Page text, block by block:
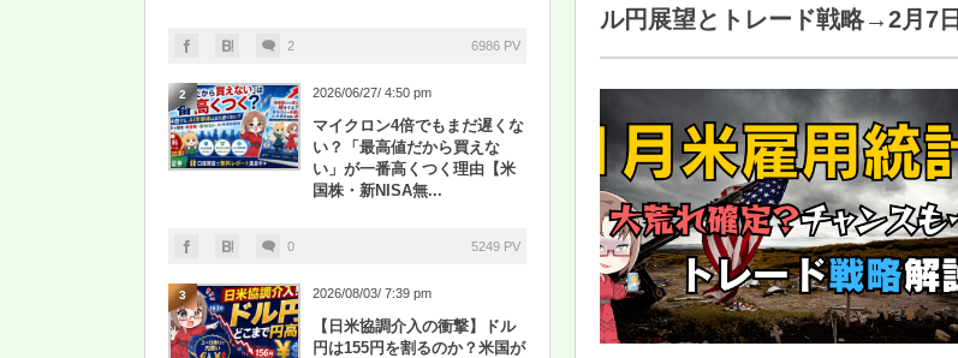
ル円展望とトレード戦略→2月7日
2 6986 PV
2 2026/06/27/ 4:50 pm
マイクロン4倍でもまだ遅くな
い？「最高値だから買えな
い」が一番高くつく理由【米
国株・新NISA無...
0 5249 PV
3 2026/08/03/ 7:39 pm
【日米協調介入の衝撃】ドル
円は155円を割るのか？米国が